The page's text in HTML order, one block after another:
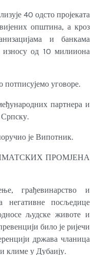
40 одсто пројеката
општина, а кроз
и банкама
износу од 10 милииона
потписујемо уговоре.
партнера и
је Випотник.
ПРОМЈЕНА
грађевинарство и
негативне посљедице
људске животе и
било је ријечи
држава чланица
климе у Дубаију.